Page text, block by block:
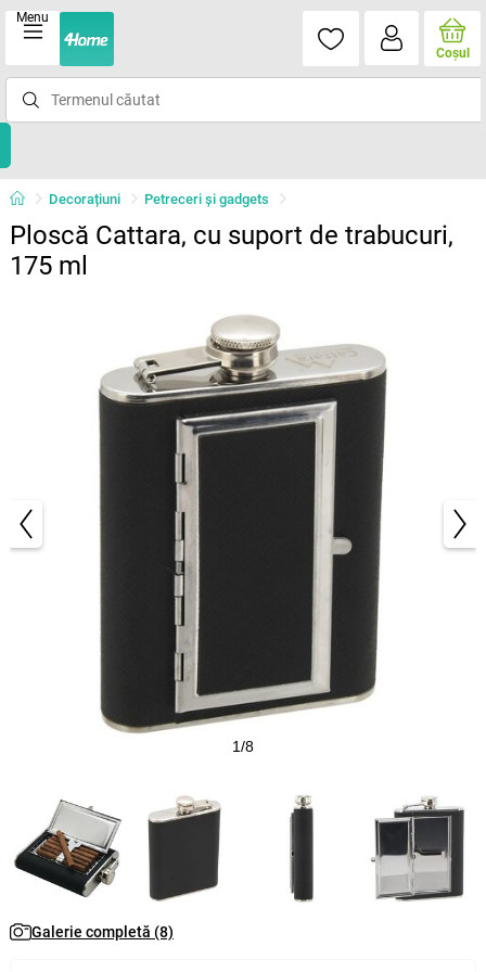
Menu
Coşul
Decorațiuni Petreceri şi gadgets
Ploscă Cattara, cu suport de trabucuri,
175 ml
1/8
Galerie completă (8)